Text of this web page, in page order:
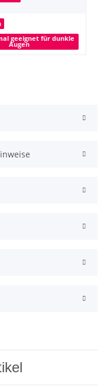
geeignet für dunkle
Augen